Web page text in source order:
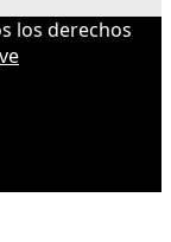
los derechos